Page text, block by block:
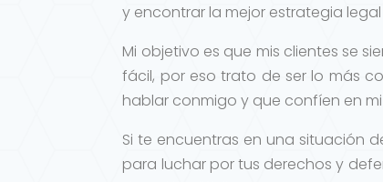
y encontrar la mejor estrategia
Mi objetivo es que mis clientes se
fácil, por eso trato de ser lo más
hablar conmigo y que confíen en
Si te encuentras en una situación
para luchar por tus derechos y